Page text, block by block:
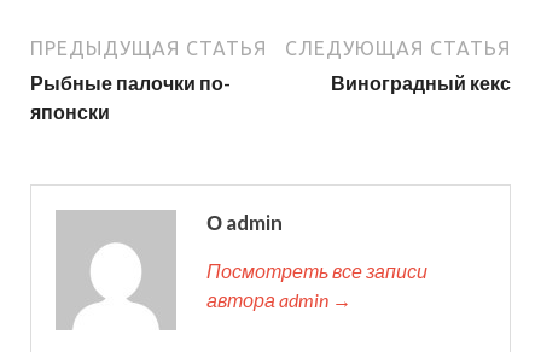
ПРЕДЫДУЩАЯ СТАТЬЯ
Рыбные палочки по-
японски
СЛЕДУЮЩАЯ СТАТЬЯ
Виноградный кекс
О admin
Посмотреть все записи
автора admin →